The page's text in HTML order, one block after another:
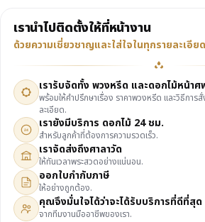
เรานำไปติดตั้งให้ที่หน้างาน
ด้วยความเชี่ยวชาญและใส่ใจในทุกรายละเอียด
เรารับจัดทั้ง พวงหรีด และดอกไม้หน้าศ
พร้อมให้คำปรึกษาเรื่อง ราคาพวงหรีด และวิธีกา
ละเอียด.
24 เรายังมีบริการ ดอกไม้ 24 ชม.
สำหรับลูกค้าที่ต้องการความรวดเร็ว.
เราจัดส่งถึงศาลาวัด
ให้ทันเวลาพระสวดอย่างแน่นอน.
ออกใบกำกับภาษี
ให้อย่างถูกต้อง.
คุณจึงมั่นใจได้ว่าจะได้รับบริการที่ดีที่สุด
จากทีมงานมืออาชีพของเรา.